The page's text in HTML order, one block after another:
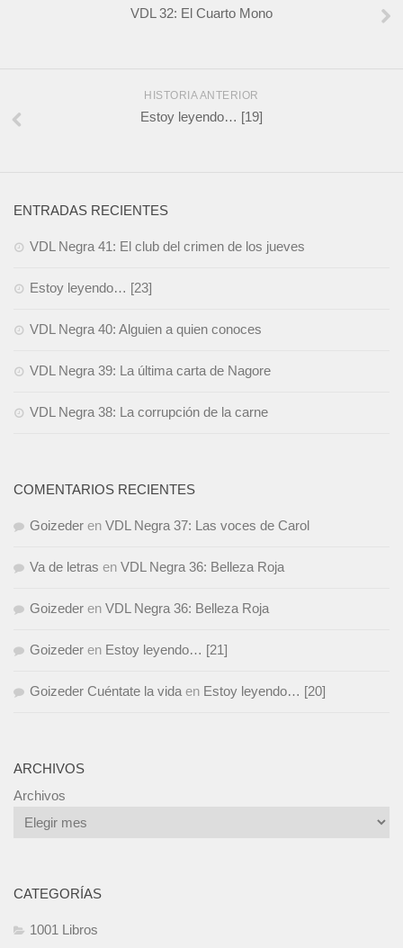
VDL 32: El Cuarto Mono
HISTORIA ANTERIOR
Estoy leyendo… [19]
ENTRADAS RECIENTES
VDL Negra 41: El club del crimen de los jueves
Estoy leyendo… [23]
VDL Negra 40: Alguien a quien conoces
VDL Negra 39: La última carta de Nagore
VDL Negra 38: La corrupción de la carne
COMENTARIOS RECIENTES
Goizeder en VDL Negra 37: Las voces de Carol
Va de letras en VDL Negra 36: Belleza Roja
Goizeder en VDL Negra 36: Belleza Roja
Goizeder en Estoy leyendo… [21]
Goizeder Cuéntate la vida en Estoy leyendo… [20]
ARCHIVOS
Archivos
CATEGORÍAS
1001 Libros